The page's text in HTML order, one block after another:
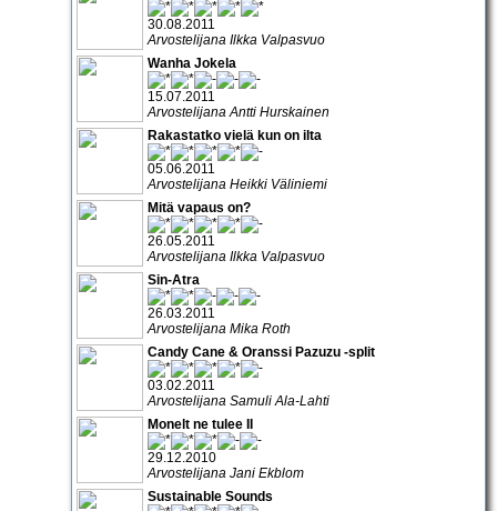
30.08.2011
Arvostelijana Ilkka Valpasvuo
Wanha Jokela
15.07.2011
Arvostelijana Antti Hurskainen
Rakastatko vielä kun on ilta
05.06.2011
Arvostelijana Heikki Väliniemi
Mitä vapaus on?
26.05.2011
Arvostelijana Ilkka Valpasvuo
Sin-Atra
26.03.2011
Arvostelijana Mika Roth
Candy Cane & Oranssi Pazuzu -split
03.02.2011
Arvostelijana Samuli Ala-Lahti
Monelt ne tulee II
29.12.2010
Arvostelijana Jani Ekblom
Sustainable Sounds